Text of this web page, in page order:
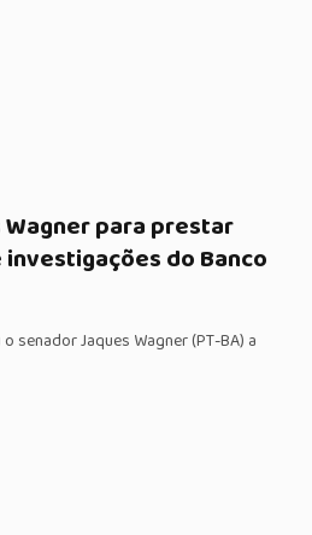
Wagner para prestar
do Banco
senador Jaques Wagner (PT-BA) a